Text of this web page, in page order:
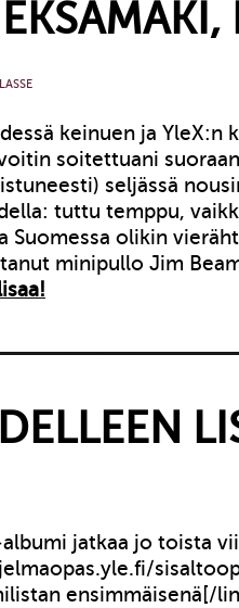
keinuen ja YleX:n
soitettuani
seljässä
tuttu temppu,
Suomessa olikin
minipullo Jim
albumi jatkaa jo toista
ensimmäisenä[/